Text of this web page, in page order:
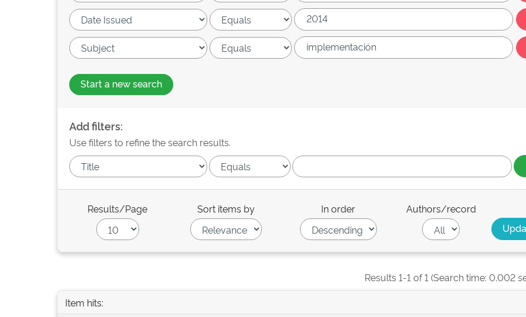
Start a new search
Add filters:
Use filters to refine the search results.
Results/Page Sort items by In order Authors/record
Results 1-1 of 1 (Search time: 0.002
Item hits: